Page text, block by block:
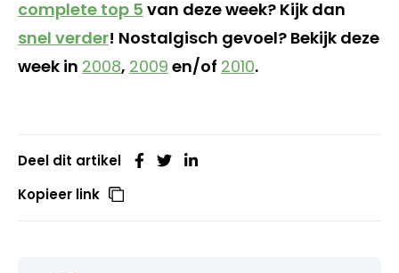
complete top 5 van deze week? Kijk dan
snel verder! Nostalgisch gevoel? Bekijk deze
week in 2008, 2009 en/of 2010.
Deel dit artikel
Kopieer link